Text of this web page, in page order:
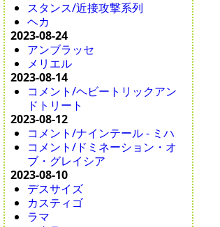
スタンス/近接攻撃系列
ヘカ
2023-08-24
アンブラッセ
メリエル
2023-08-14
コメント/ヘビートリックアン
ドトリート
2023-08-12
コメント/ナインテール - ミハ
コメント/ドミネーション・オ
ブ・グレイシア
2023-08-10
デスサイズ
カスティゴ
ラマ